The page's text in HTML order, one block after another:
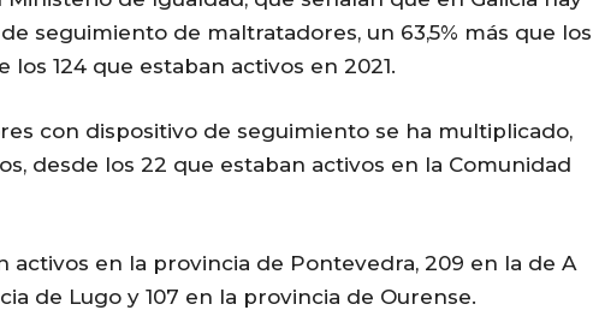
seguimiento de maltratadores, un 63,5% más que los
los 124 que estaban activos en 2021.
con dispositivo de seguimiento se ha multiplicado,
desde los 22 que estaban activos en la Comunidad
activos en la provincia de Pontevedra, 209 en la de A
de Lugo y 107 en la provincia de Ourense.